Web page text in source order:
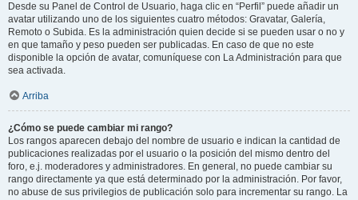
Desde su Panel de Control de Usuario, haga clic en “Perfil” puede añadir un
avatar utilizando uno de los siguientes cuatro métodos: Gravatar, Galería,
Remoto o Subida. Es la administración quien decide si se pueden usar o no y
en que tamaño y peso pueden ser publicadas. En caso de que no este
disponible la opción de avatar, comuníquese con La Administración para que
sea activada.
Arriba
¿Cómo se puede cambiar mi rango?
Los rangos aparecen debajo del nombre de usuario e indican la cantidad de
publicaciones realizadas por el usuario o la posición del mismo dentro del
foro, e.j. moderadores y administradores. En general, no puede cambiar su
rango directamente ya que está determinado por la administración. Por favor,
no abuse de sus privilegios de publicación solo para incrementar su rango. La